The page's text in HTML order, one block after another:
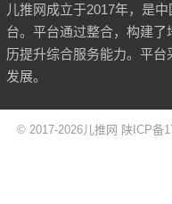
儿推网成立于2017年，是
台。平台通过整合，构建
历提升综合服务能力。平
发展。
© 2017-2026儿推网 陕ICP备